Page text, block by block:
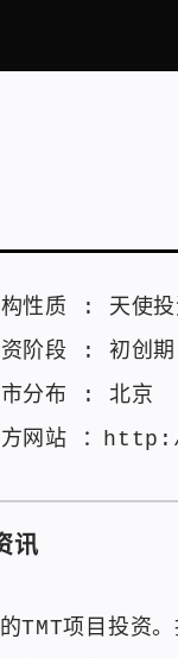
构性质 : 天使
资阶段 : 初创期
市分布 : 北京
网站 ：
讯
TMT项目投资